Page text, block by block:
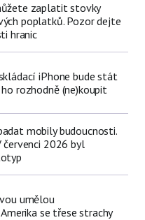
zaplatit stovky
poplatků. Pozor dejte
hranic
iPhone bude stát
rozhodně (ne)koupit
mobily budoucnosti.
červenci 2026 byl
umělou
se třese strachy